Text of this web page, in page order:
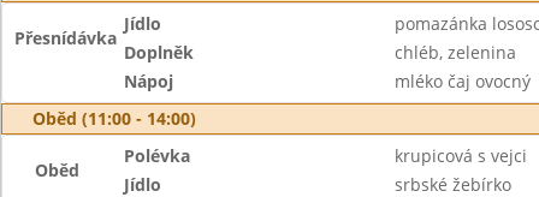
Přesnídávka
Jídlo
pomazánka
Doplněk
chléb, zelenina
Nápoj
mléko čaj ovocný
Oběd (11:00 - 14:00)
Oběd
Polévka
krupicová s vejci
Jídlo
srbské žebírko